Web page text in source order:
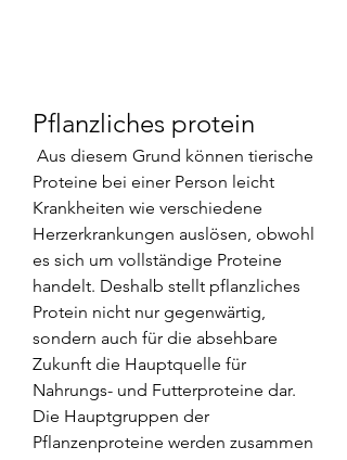
Pflanzliches protein
Proteine bei einer Person leicht
Krankheiten wie verschiedene
Herzerkrankungen auslösen, obwohl
es sich um vollständige Proteine
handelt. Deshalb stellt pflanzliches
Protein nicht nur gegenwärtig,
sondern auch für die absehbare
Zukunft die Hauptquelle für
Nahrungs- und Futterproteine dar.
Die Hauptgruppen der
Pflanzenproteine werden zusammen